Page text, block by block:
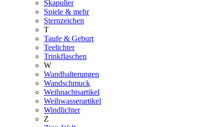
Skapulier
Spiele & mehr
Sternzeichen
T
Taufe & Geburt
Teelichter
Trinkflaschen
W
Wandhalterungen
Wandschmuck
Weihnachtsartikel
Weihwasserartikel
Windlichter
Z